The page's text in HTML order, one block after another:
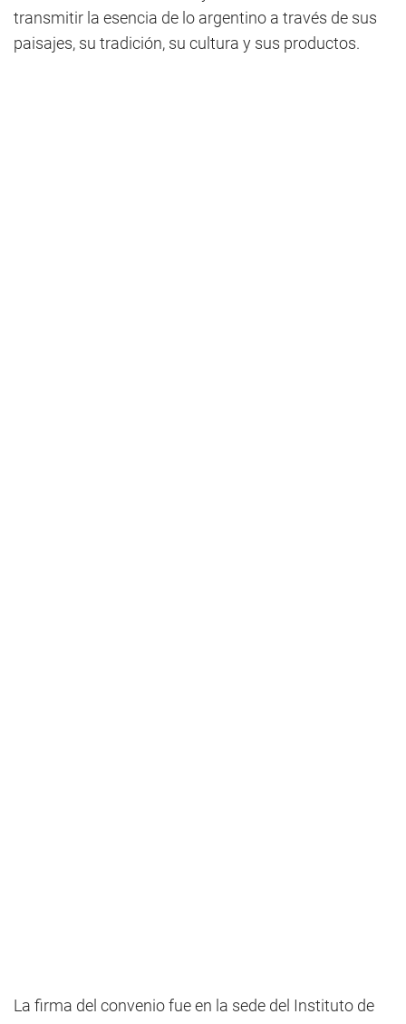
transmitir la esencia de lo argentino a través de sus
paisajes, su tradición, su cultura y sus productos.
La firma del convenio fue en la sede del Instituto de